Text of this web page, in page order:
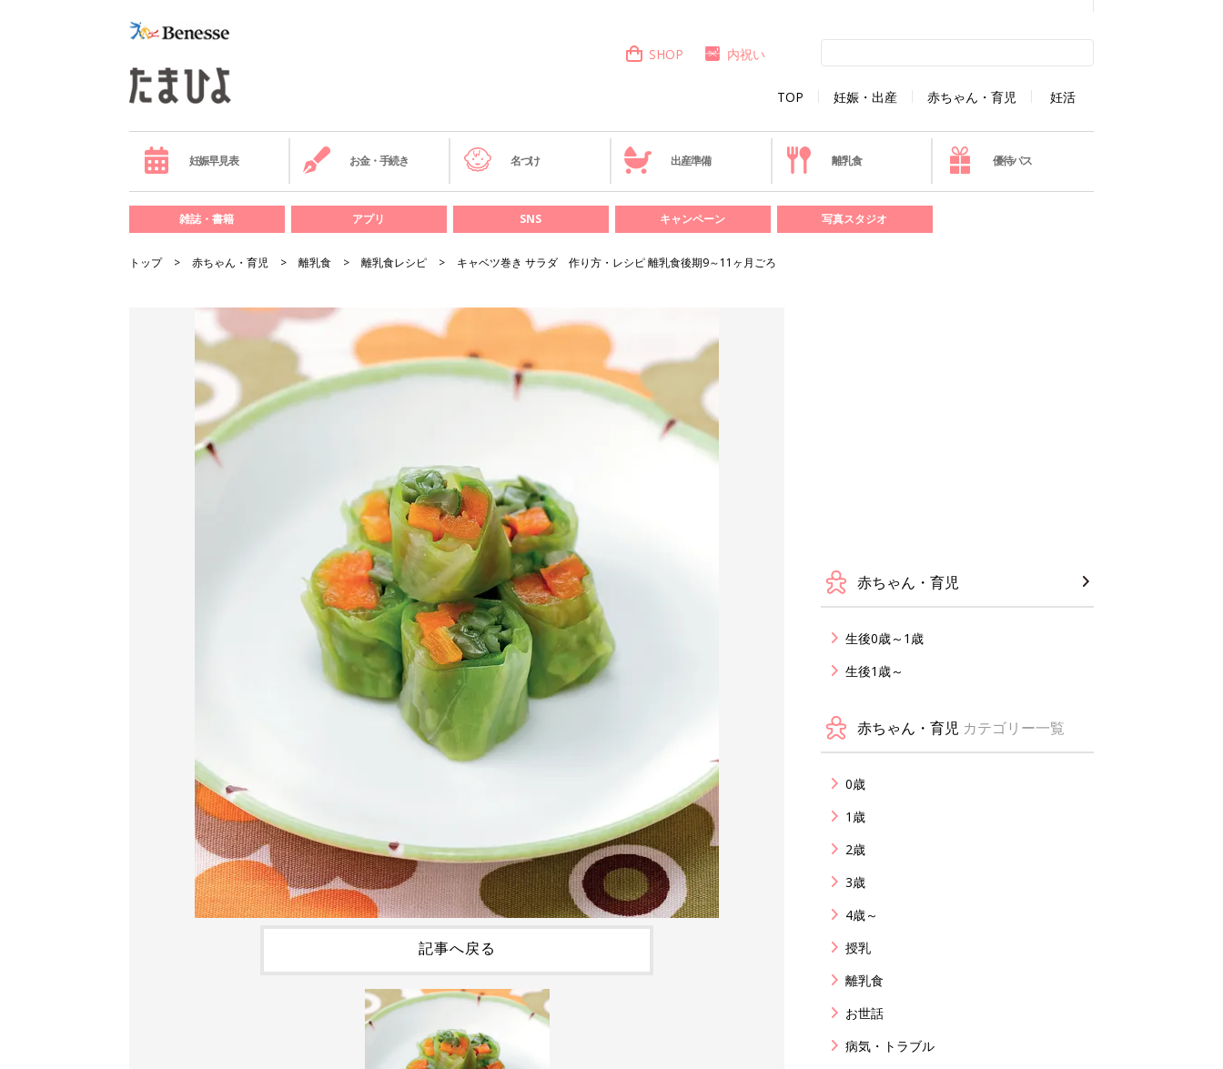
TOP 妊娠・出産 赤ちゃん・育児 妊活
SHOP 内祝い
妊娠早見表 お金・手続き 名づけ 出産準備 離乳食 優待パス
雑誌・書籍 アプリ SNS キャンペーン 写真スタジオ
トップ 赤ちゃん・育児 離乳食 離乳食レシピ キャベツ巻き サラダ 作り方・レシピ 離乳食後期9～11ヶ月ごろ
記事へ戻る
赤ちゃん・育児
生後0歳～1歳
生後1歳～
赤ちゃん・育児 カテゴリー一覧
0歳
1歳
2歳
3歳
4歳～
授乳
離乳食
お世話
病気・トラブル